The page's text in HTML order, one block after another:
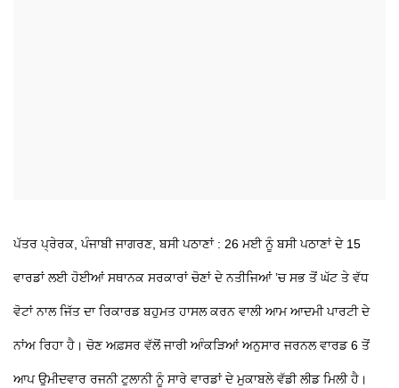
ਪੱਤਰ ਪ੍ਰੇਰਕ, ਪੰਜਾਬੀ ਜਾਗਰਣ, ਬਸੀ ਪਠਾਣਾਂ : 26 ਮਈ ਨੂੰ ਬਸੀ ਪਠਾਣਾਂ ਦੇ 15
ਵਾਰਡਾਂ ਲਈ ਹੋਈਆਂ ਸਥਾਨਕ ਸਰਕਾਰਾਂ ਚੋਣਾਂ ਦੇ ਨਤੀਜਿਆਂ ’ਚ ਸਭ ਤੋਂ ਘੱਟ ਤੇ ਵੱਧ
ਵੋਟਾਂ ਨਾਲ ਜਿੱਤ ਦਾ ਰਿਕਾਰਡ ਬਹੁਮਤ ਹਾਸਲ ਕਰਨ ਵਾਲੀ ਆਮ ਆਦਮੀ ਪਾਰਟੀ ਦੇ
ਨਾਂਅ ਰਿਹਾ ਹੈ। ਚੋਣ ਅਫ਼ਸਰ ਵੱਲੋਂ ਜਾਰੀ ਆੰਕੜਿਆਂ ਅਨੁਸਾਰ ਜਰਨਲ ਵਾਰਡ 6 ਤੋਂ
ਆਪ ਉਮੀਦਵਾਰ ਰਜਨੀ ਟੁਲਾਨੀ ਨੂੰ ਸਾਰੇ ਵਾਰਡਾਂ ਦੇ ਮੁਕਾਬਲੇ ਵੱਡੀ ਲੀਡ ਮਿਲੀ ਹੈ।